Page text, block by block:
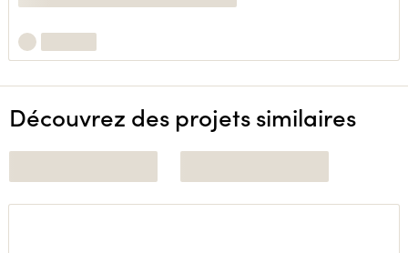
Découvrez des projets similaires